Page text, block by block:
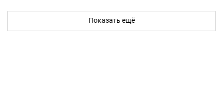
Показать ещё